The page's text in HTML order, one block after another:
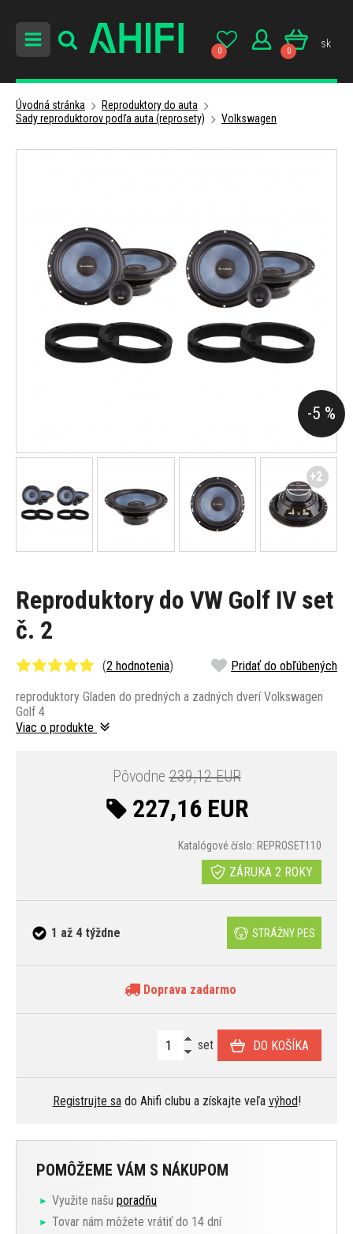
0 0
sk
Úvodná stránka
Reproduktory do auta
Sady reproduktorov podľa auta (reprosety)
Volkswagen
Reproduktory do VW Golf IV set
č. 2
(2 hodnotenia) Pridať do obľúbených
reproduktory Gladen do predných a zadných dverí Volkswagen
Golf 4
Viac o produkte
Pôvodne239,12 EUR
227,16 EUR
Katalógové číslo: REPROSET110
ZÁRUKA 2 ROKY
1 až 4 týždne STRÁŽNY PES
Doprava zadarmo
set DO KOŠÍKA
Registrujte sado Ahifi clubu a získajte veľa výhod!
POMÔŽEME VÁM S NÁKUPOM
Využite našu poradňu
Tovar nám môžete vrátiť do 14 dní
-5 %
+2